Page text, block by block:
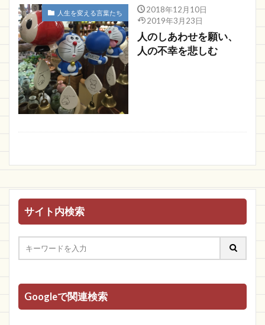
人生を変える言葉たち
2018年12月10日
2019年3月23日
人のしあわせを願い、
人の不幸を悲しむ
サイト内検索
Googleで関連検索